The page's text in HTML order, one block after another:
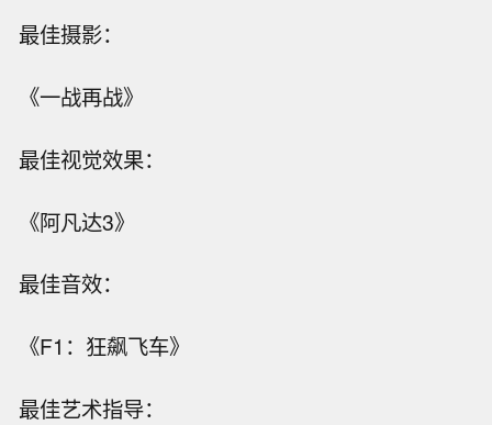
最佳摄影：
《一战再战》
最佳视觉效果：
《阿凡达3》
最佳音效：
《F1：狂飙飞车》
最佳艺术指导：